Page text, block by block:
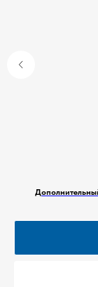
ведущих
Wildberries:
счет. Бонусы
использовать